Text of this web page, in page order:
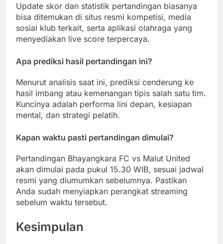
Update skor dan statistik pertandingan biasanya
bisa ditemukan di situs resmi kompetisi, media
sosial klub terkait, serta aplikasi olahraga yang
menyediakan live score terpercaya.
Apa prediksi hasil pertandingan ini?
Menurut analisis saat ini, prediksi cenderung ke
hasil imbang atau kemenangan tipis salah satu tim.
Kuncinya adalah performa lini depan, kesiapan
mental, dan strategi pelatih.
Kapan waktu pasti pertandingan dimulai?
Pertandingan Bhayangkara FC vs Malut United
akan dimulai pada pukul 15.30 WIB, sesuai jadwal
resmi yang diumumkan sebelumnya. Pastikan
Anda sudah menyiapkan perangkat streaming
sebelum waktu tersebut.
Kesimpulan